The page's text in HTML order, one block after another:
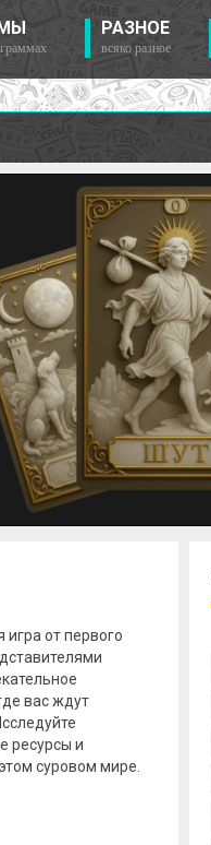
РАЗНОЕ
всяко разное
от первого
вас ждут
ресурсы и
суровом мире.